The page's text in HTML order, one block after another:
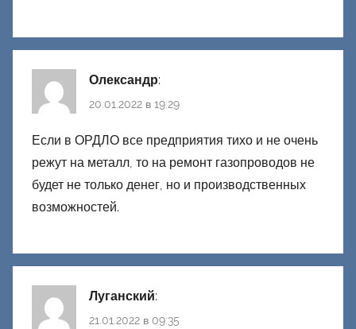
Олександр:
20.01.2022 в 19:29
Если в ОРДЛО все предприятия тихо и не очень
режут на металл, то на ремонт газопроводов не
будет не только денег, но и производственных
возможностей.
Луганский:
21.01.2022 в 09:35